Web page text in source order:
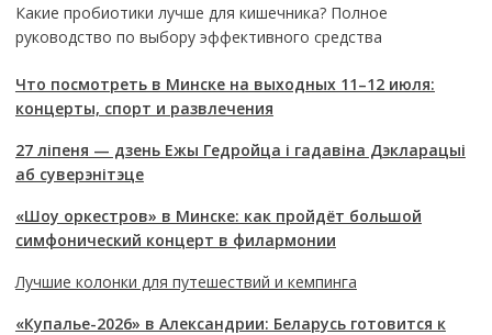
Какие пробиотики лучше для кишечника? Полное
руководство по выбору эффективного средства
Что посмотреть в Минске на выходных 11–12 июля:
концерты, спорт и развлечения
27 ліпеня — дзень Ежы Гедройца і гадавіна Дэкларацыі
аб суверэнітэце
«Шоу оркестров» в Минске: как пройдёт большой
симфонический концерт в филармонии
Лучшие колонки для путешествий и кемпинга
«Купалье-2026» в Александрии: Беларусь готовится к